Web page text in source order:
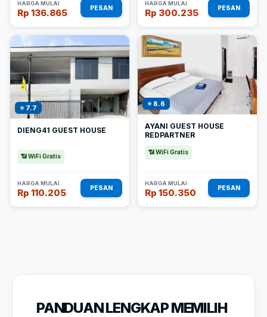
HARGA MULAI
Rp 136.865 PESAN
HARGA MULAI
Rp 300.235 PESAN
⭐ 7.7
DIENG41 GUEST HOUSE
📶 WiFi Gratis
HARGA MULAI
Rp 110.205 PESAN
⭐ 8.6
AYANI GUEST HOUSE
REDPARTNER
📶 WiFi Gratis
HARGA MULAI
Rp 150.350 PESAN
PANDUAN LENGKAP MEMILIH